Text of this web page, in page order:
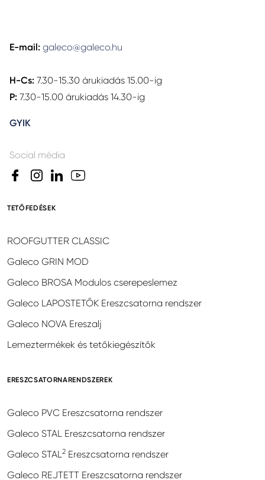
E-mail: galeco@galeco.hu
H-Cs: 7.30-15.30 árukiadás 15.00-ig
P: 7.30-15.00 árukiadás 14.30-ig
GYIK
Social média
TETŐFEDÉSEK
ROOFGUTTER CLASSIC
Galeco GRIN MOD
Galeco BROSA Modulos cserepeslemez
Galeco LAPOSTETŐK Ereszcsatorna rendszer
Galeco NOVA Ereszalj
Lemeztermékek és tetőkiegészítők
ERESZCSATORNARENDSZEREK
Galeco PVC Ereszcsatorna rendszer
Galeco STAL Ereszcsatorna rendszer
Galeco STAL2 Ereszcsatorna rendszer
Galeco REJTETT Ereszcsatorna rendszer